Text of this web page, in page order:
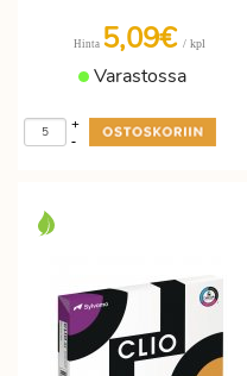
Hinta 5,09€ / kpl
Varastossa
-
+